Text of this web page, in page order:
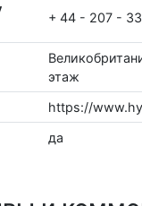
+ 44 - 207 -
этаж
https://
да